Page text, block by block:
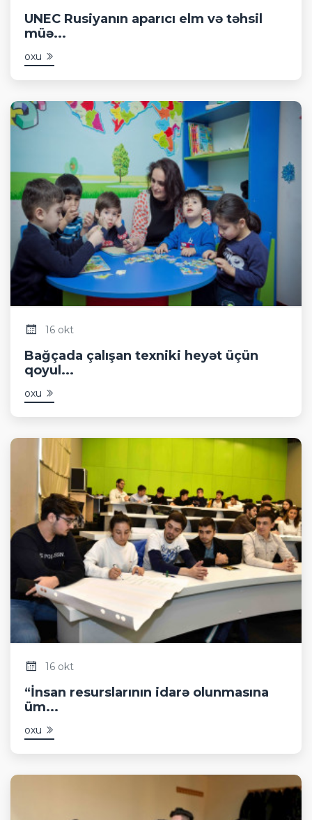
UNEC Rusiyanın aparıcı elm və təhsil
müə...
oxu
16 okt
Bağçada çalışan texniki heyət üçün
qoyul...
oxu
16 okt
“İnsan resurslarının idarə olunmasına
üm...
oxu